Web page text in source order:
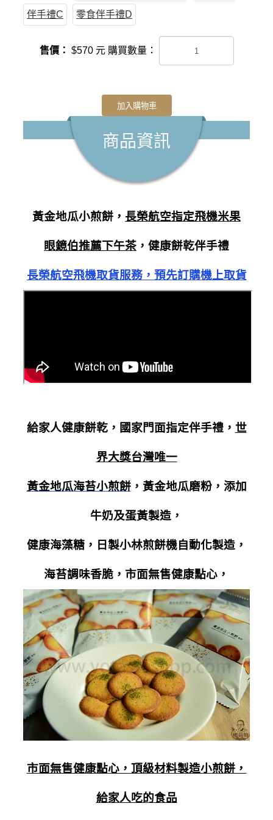
伴手禮C 零食伴手禮D
售價： $570元 購買數量：
加入購物車
商品資訊
黃金地瓜小煎餅， 長榮航空指定飛機米果
眼鏡伯推薦下午茶 ，健康餅乾伴手禮
長榮航空飛機取貨服務，預先訂購機上取貨
給家人健康餅乾，國家門面指定伴手禮， 世
界大獎台灣唯一
黃金地瓜海苔小煎餅，黃金地瓜磨粉，添加
牛奶及蛋黃製造，
健康海藻糖，日製小林煎餅機自動化製造，
海苔調味香脆，市面無售健康點心，
市面無售健康點心，頂級材料製造小煎餅，
給家人吃的食品